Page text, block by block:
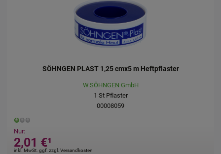
SÖHNGEN PLAST 1,25 cmx5 m Heftpflaster
W.SÖHNGEN GmbH
1 St Pflaster
00008059
Nur:
2,01 €¹
inkl. MwSt. ggf. zzgl. Versandkosten